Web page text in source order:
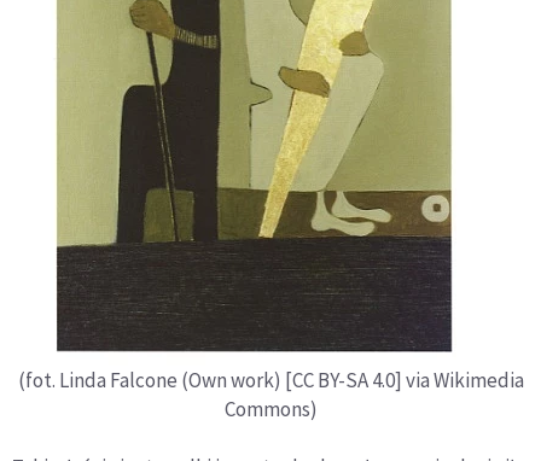
(fot. Linda Falcone (Own work) [CC BY-SA 4.0] via Wikimedia
Commons)